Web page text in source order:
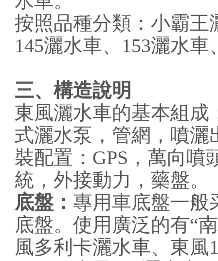
按照品種分類：小霸王
145灑水車、153灑水
三、構造說明
東風灑水車的基本組
式灑水泵，管網，噴灑
裝配置：GPS，萬向
統，外接動力，藥盤。
底盤： 專用車底盤一般
底盤。使用廣泛的有“
風多利卡灑水車、東風